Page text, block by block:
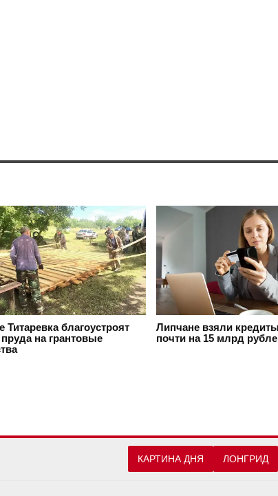
Титаревка благоустроят
пруда на грантовые
Липчане взяли
почти на 15 млрд
КАРТИНА ДНЯ ЛОНГРИД